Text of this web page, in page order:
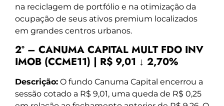
na reciclagem de portfólio e na otimização da
ocupação de seus ativos premium localizados
em grandes centros urbanos.
2º – CANUMA CAPITAL MULT FDO INV
IMOB (CCME11) | R$ 9,01 ↓ 2,70%
Descrição: O fundo Canuma Capital encerrou a
sessão cotado a R$ 9,01, uma queda de R$ 0,25